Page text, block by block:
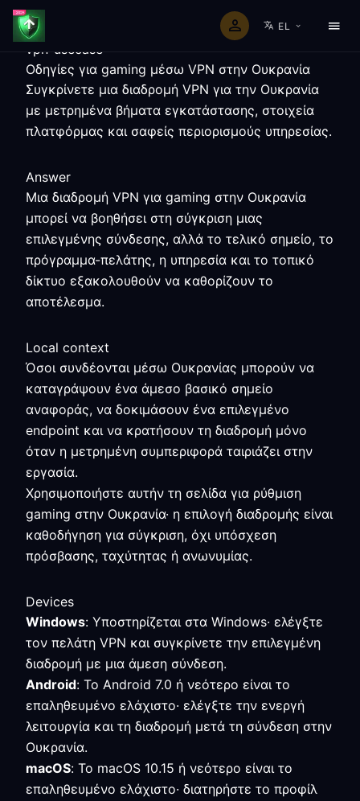
EL
vpn-usecase
Οδηγίες για gaming μέσω VPN στην Ουκρανία
Συγκρίνετε μια διαδρομή VPN για την Ουκρανία
με μετρημένα βήματα εγκατάστασης, στοιχεία
πλατφόρμας και σαφείς περιορισμούς υπηρεσίας.
Answer
Μια διαδρομή VPN για gaming στην Ουκρανία
μπορεί να βοηθήσει στη σύγκριση μιας
επιλεγμένης σύνδεσης, αλλά το τελικό σημείο, το
πρόγραμμα-πελάτης, η υπηρεσία και το τοπικό
δίκτυο εξακολουθούν να καθορίζουν το
αποτέλεσμα.
Local context
Όσοι συνδέονται μέσω Ουκρανίας μπορούν να
καταγράψουν ένα άμεσο βασικό σημείο
αναφοράς, να δοκιμάσουν ένα επιλεγμένο
endpoint και να κρατήσουν τη διαδρομή μόνο
όταν η μετρημένη συμπεριφορά ταιριάζει στην
εργασία.
Χρησιμοποιήστε αυτήν τη σελίδα για ρύθμιση
gaming στην Ουκρανία· η επιλογή διαδρομής είναι
καθοδήγηση για σύγκριση, όχι υπόσχεση
πρόσβασης, ταχύτητας ή ανωνυμίας.
Devices
Windows: Υποστηρίζεται στα Windows· ελέγξτε
τον πελάτη VPN και συγκρίνετε την επιλεγμένη
διαδρομή με μια άμεση σύνδεση.
Android: Το Android 7.0 ή νεότερο είναι το
επαληθευμένο ελάχιστο· ελέγξτε την ενεργή
λειτουργία και τη διαδρομή μετά τη σύνδεση στην
Ουκρανία.
macOS: Το macOS 10.15 ή νεότερο είναι το
επαληθευμένο ελάχιστο· διατηρήστε το προφίλ